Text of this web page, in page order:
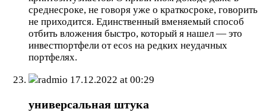
среднесроке, не говоря уже о краткосроке, говорить
не приходится. Единственный вменяемый способ
отбить вложения быстро, который я нашел — это
инвестпортфели от ecos на редких неудачных
портфелях.
radmio 17.12.2022 at 00:29
универсальная штука